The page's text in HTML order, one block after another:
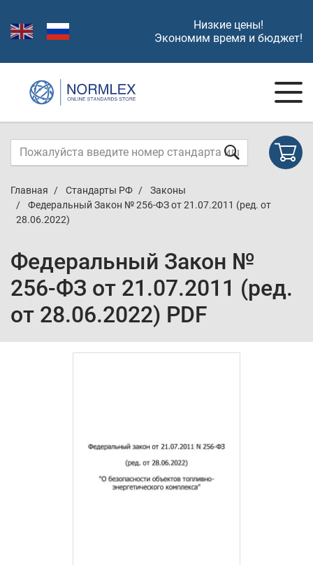
Низкие цены!
Экономим время и бюджет!
Главная Стандарты РФ
Законы
Федеральный Закон № 256-ФЗ от 21.07.2011 (ред. от
28.06.2022)
Федеральный Закон №
256-ФЗ от 21.07.2011 (ред.
от 28.06.2022) PDF